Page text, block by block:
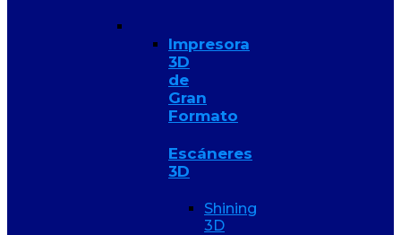
Impresora
3D
de
Gran
Formato
Escáneres
3D
Shining
3D